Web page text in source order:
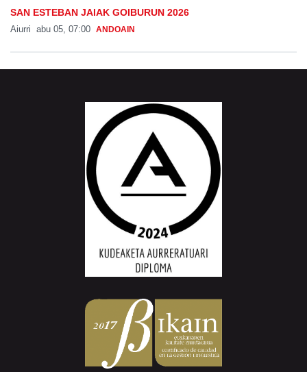
SAN ESTEBAN JAIAK GOIBURUN 2026
Aiurri abu 05, 07:00 ANDOAIN